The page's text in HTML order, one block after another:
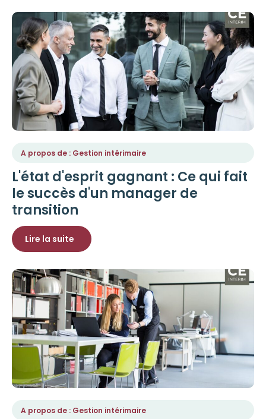
A propos de : Gestion intérimaire
L'état d'esprit gagnant : Ce qui fait
le succès d'un manager de
transition
Lire la suite
A propos de : Gestion intérimaire